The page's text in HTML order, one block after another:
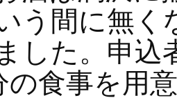
う間に無く
した。申込
の食事を用